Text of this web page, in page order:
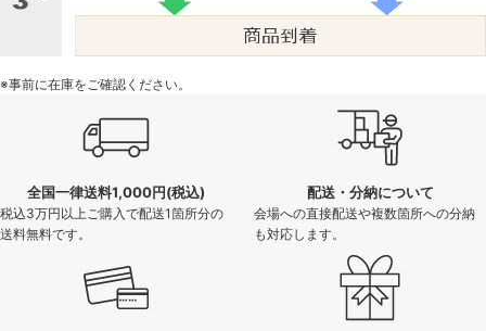
※事前に在庫をご確認ください。
全国一律送料1,000円(税込)
税込3万円以上ご購入で配送1箇所分の
送料無料です。
配送・分納について
会場への直接配送や複数箇所への分納
も対応します。